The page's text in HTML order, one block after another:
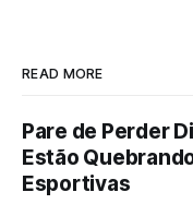
READ MORE
Pare de Perder
Estão
Esportivas